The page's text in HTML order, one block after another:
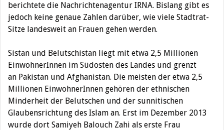
berichtete die Nachrichtenagentur IRNA. Bislang gibt es
jedoch keine genaue Zahlen darüber, wie viele Stadtrat-
Sitze landesweit an Frauen gehen werden.
Sistan und Belutschistan liegt mit etwa 2,5 Millionen
EinwohnerInnen im Südosten des Landes und grenzt
an Pakistan und Afghanistan. Die meisten der etwa 2,5
Millionen EinwohnerInnen gehören der ethnischen
Minderheit der Belutschen und der sunnitischen
Glaubensrichtung des Islam an. Erst im Dezember 2013
wurde dort Samiyeh Balouch Zahi als erste Frau